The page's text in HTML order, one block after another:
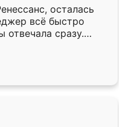
осталась
всё быстро
отвечала сразу.
подошёл к
Собрали
аккуратно, даже